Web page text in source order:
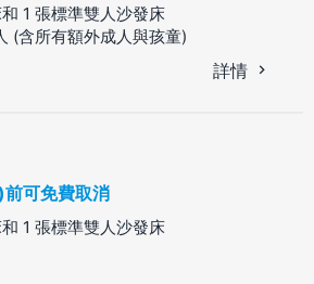
1 張標準雙人沙發床
(含所有額外成人與孩童)
詳情
可免費取消
1 張標準雙人沙發床